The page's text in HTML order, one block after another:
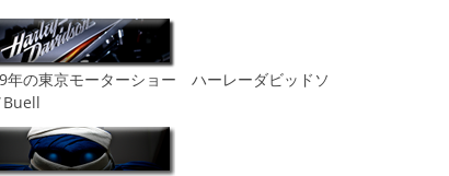
年の東京モーターショー ハーレーダビッドソ
Buell